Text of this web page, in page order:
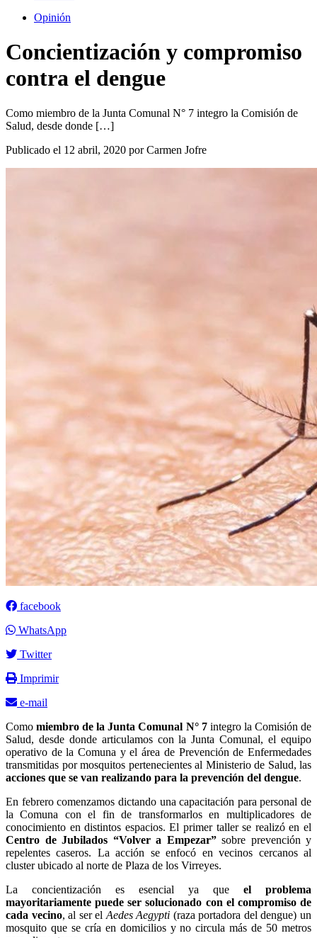
Opinión
Concientización y compromiso
contra el dengue
Como miembro de la Junta Comunal N° 7 integro la Comisión de
Salud, desde donde […]
Publicado el 12 abril, 2020 por Carmen Jofre
facebook
WhatsApp
Twitter
Imprimir
e-mail
Comomiembro de la Junta Comunal N° 7integro la Comisión de
Salud, desde donde articulamos con la Junta Comunal, el equipo
operativo de la Comuna y el área de Prevención de Enfermedades
transmitidas por mosquitos pertenecientes al Ministerio de Salud, las
acciones que se van realizando para la prevención del dengue.
En febrero comenzamos dictando una capacitación para personal de
la Comuna con el fin de transformarlos en multiplicadores de
conocimiento en distintos espacios. El primer taller se realizó en el
Centro de Jubilados “Volver a Empezar”sobre prevención y
repelentes caseros. La acción se enfocó en vecinos cercanos al
cluster ubicado al norte de Plaza de los Virreyes.
La concientización es esencial ya que el problema
mayoritariamente puede ser solucionado con el compromiso de
cada vecino, al ser el Aedes Aegypti (raza portadora del dengue) un
mosquito que se cría en domicilios y no circula más de 50 metros